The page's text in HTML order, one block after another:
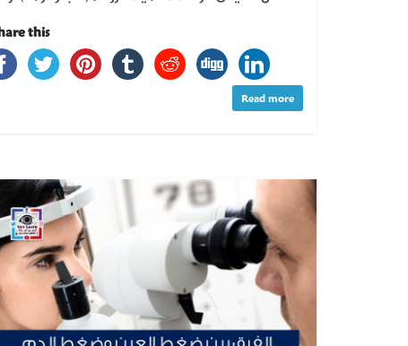
this...
Read more